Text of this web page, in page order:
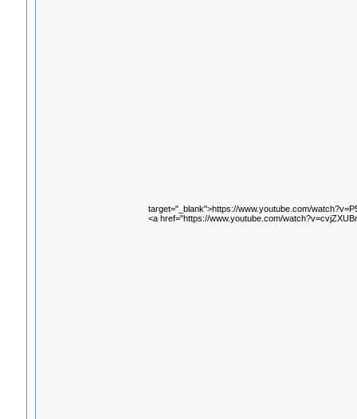
target="_blank">https://www.youtube.com/
<a href="https://www.youtube.com/